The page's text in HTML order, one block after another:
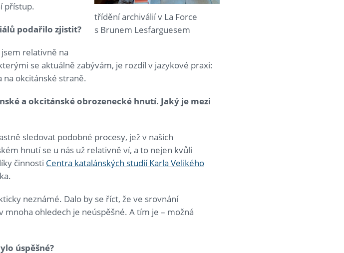
třídění archiválií v La Force
s Brunem Lesfarguesem
přístup.
podařilo zjistit?
relativně na
se aktuálně zabývám, je rozdíl v jazykové praxi:
na okcitánské straně.
a okcitánské obrozenecké hnutí. Jaký je mezi
sledovat podobné procesy, jež v našich
hnutí se u nás už relativně ví, a to nejen kvůli
činnosti Centra katalánských studií Karla Velikého
neznámé. Dalo by se říct, že ve srovnání
ohledech je neúspěšné. A tím je – možná
úspěšné?